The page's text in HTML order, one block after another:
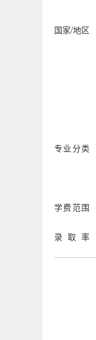
国家/地区
专业分类
学费范围
录取率